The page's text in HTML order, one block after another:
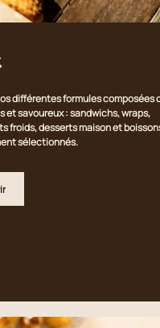
différentes formules composées de
et savoureux : sandwichs, wraps,
froids, desserts maison et boissons
sélectionnés.